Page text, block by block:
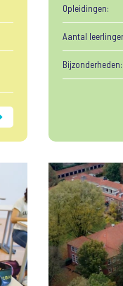
Opleidingen:
Aantal
Bijzonderheden: